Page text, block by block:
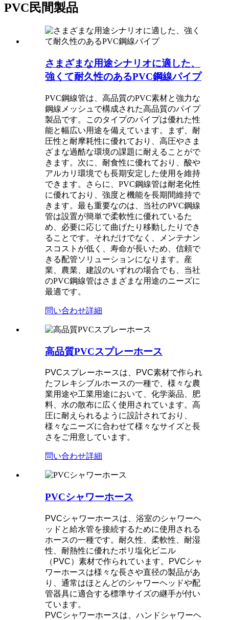
PVC民間製品
さまざまな用途シナリオに適した、
強くて耐久性のあるPVC鋼線パイプ
PVC鋼線管は、高品質のPVC素材と強力な
鋼線メッシュで構成された高品質のパイプ
製品です。このタイプのパイプは優れた性
能と幅広い用途を備えています。まず、耐
圧性と耐摩耗性に優れており、高圧やさま
ざまな過酷な環境の課題に耐えることがで
きます。次に、耐食性に優れており、酸や
アルカリ環境でも長期安定した使用を維持
できます。さらに、PVC鋼線管は耐老化性
に優れており、強度と機能を長期間維持で
きます。最も重要なのは、当社のPVC鋼線
管は設置が簡単で柔軟性に優れているた
め、必要に応じて曲げたり移動したりでき
ることです。それだけでなく、メンテナン
スコストが低く、寿命が長いため、信頼で
きる配管ソリューションになります。産
業、農業、建設のいずれの場合でも、当社
のPVC鋼線管はさまざまな用途のニーズに
最適です。
問い合わせ詳細
高品質PVCスプレーホース
PVCスプレーホースは、PVC素材で作られ
たフレキシブルホースの一種で、様々な農
業用途や工業用途において、化学薬品、肥
料、水の散布に広く使用されています。高
圧に耐えられるように設計されており、
様々なニーズに合わせて様々なサイズと長
さをご用意しています。
問い合わせ詳細
PVCシャワーホース
PVCシャワーホースは、浴室のシャワーヘ
ッドと給水管を接続するために使用される
ホースの一種です。耐久性、柔軟性、耐湿
性、耐熱性に優れたポリ塩化ビニル
（PVC）素材で作られています。PVCシャ
ワーホースは様々な長さや直径の製品があ
り、通常はほとんどのシャワーヘッドや配
管器具に適合する標準サイズの継手が付い
ています。
PVCシャワーホースは、ハンドシャワーヘ